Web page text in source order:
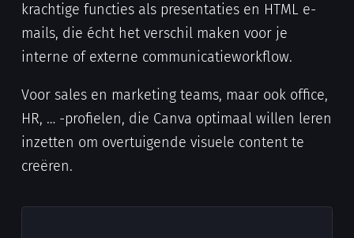
krachtige functies als presentaties en HTML e-
mails, die écht het verschil maken voor je
interne of externe communicatieworkflow.
Voor sales en marketing teams, maar ook office,
HR, … -profielen, die Canva optimaal willen leren
inzetten om overtuigende visuele content te
creëren.